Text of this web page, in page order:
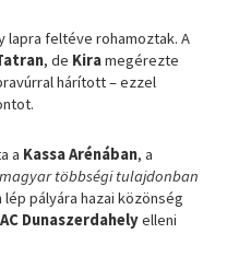
lapra feltéve rohamoztak. A
, de Kiramegérezte
hárított – ezzel
a Kassa Arénában, a
magyar többségi tulajdonban
pályára hazai közönség
Dunaszerdahelyelleni